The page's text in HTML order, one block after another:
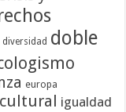
diversidad doble
europa
igualdad